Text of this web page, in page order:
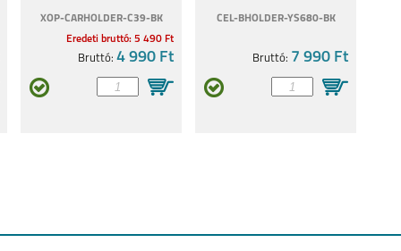
SAMSUNG GALAXY
SAMSUNG GALAXY
SAMSUNG GALAXY
XOP-CARHOLDER-C39-BK
Eredeti bruttó: 5 490 Ft
Bruttó: 4 990 Ft
CEL-BHOLDER-YS680-BK
Bruttó: 7 990 Ft